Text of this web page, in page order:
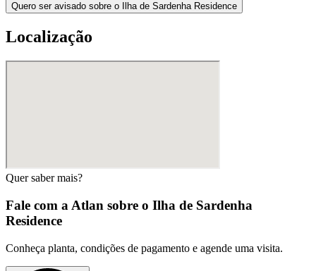
Quero ser avisado sobre o Ilha de Sardenha Residence
Localização
Quer saber mais?
Fale com a Atlan sobre o Ilha de Sardenha
Residence
Conheça planta, condições de pagamento e agende uma visita.